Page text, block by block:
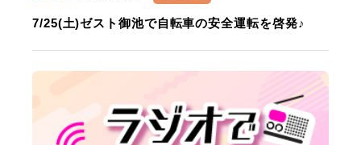
7/25(土)ゼスト御池で自転車の安全運転を啓発♪